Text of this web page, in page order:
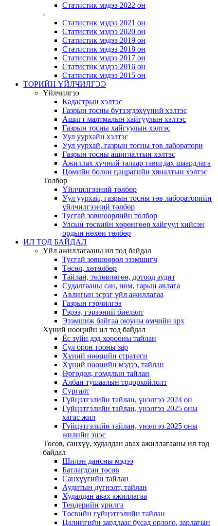
Статистик мэдээ 2022 он
-
Статистик мэдээ 2021 он
Статистик мэдээ 2020 он
Статистик мэдээ 2019 он
Статистик мэдээ 2018 он
Статистик мэдээ 2017 он
Статистик мэдээ 2016 он
Статистик мэдээ 2015 он
ТӨРИЙН ҮЙЛЧИЛГЭЭ
Үйлчилгээ
Кадастрын хэлтэс
Газрын тосны бүтээгдэхүүний хэлтэс
Ашигт малтмалын хайгуулын хэлтэс
Газрын тосны хайгуулын хэлтэс
Уул уурхайн хэлтэс
Уул уурхай, газрын тосны төв лаборатори
Газрын тосны ашиглалтын хэлтэс
Ажиллах хүчний талаар тавигдах шаардлага
Цөмийн болон цацрагийн хяналтын хэлтэс
Төлбөр
Үйлчилгээний төлбөр
Уул уурхай, газрын тосны төв лабораторийн
үйлчилгээний төлбөр
Тусгай зөвшөөрлийн төлбөр
Улсын төсвийн хөрөнгөөр хайгуул хийсэн
ордын нөхөн төлбөр
ИЛ ТОД БАЙДАЛ
Үйл ажиллагааны ил тод байдал
Тусгай зөвшөөрөл эзэмшигч
Төсөл, хөтөлбөр
Тайлан, төлөвлөгөө, дотоод аудит
Судалгааны сан, ном, гарын авлага
Авлигын эсрэг үйл ажиллагаа
Газрын гэрчилгээ
Гэрээ, гэрээний биелэлт
Эзэмшиж байгаа оюуны өмчийн эрх
Хүний нөөцийн ил тод байдал
Ёс зүйн дэд хорооны тайлан
Сул орон тооны зар
Хүний нөөцийн стратеги
Хүний нөөцийн мэдээ, тайлан
Өргөдөл, гомдлын тайлан
Албан тушаалын тодорхойлолт
Сургалт
Гүйцэтгэлийн тайлан, үнэлгээ 2024 он
Гүйцэтгэлийн тайлан, үнэлгээ 2025 оны
хагас жил
Гүйцэтгэлийн тайлан, үнэлгээ 2025 оны
жилийн эцэс
Төсөв, санхүү, худалдан авах ажиллагааны ил тод
байдал
Шилэн дансны мэдээ
Батлагдсан төсөв
Санхүүгийн тайлан
Аудитын дүгнэлт, тайлан
Худалдан авах ажиллагаа
Тендерийн урилга
Төсвийн гүйцэтгэлийн тайлан
Цалингийн зардлаас бусад орлого, зарлагын